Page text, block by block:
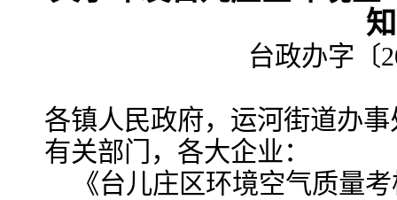
知
台政办字〔
各镇人民政府，运河街道办
有关部门，各大企业：
《台儿庄区环境空气质量